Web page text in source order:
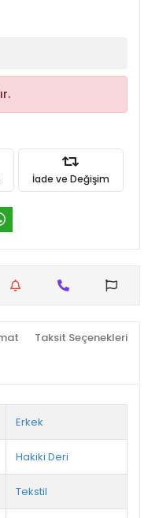
İade ve Değişim
Taksit Seçenekleri
Erkek
Hakiki Deri
Tekstil